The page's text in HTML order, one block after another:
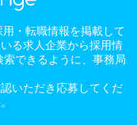
・転職情報を掲載して
る求人企業から採用情
できるように、事務局
いただき応募してくだ